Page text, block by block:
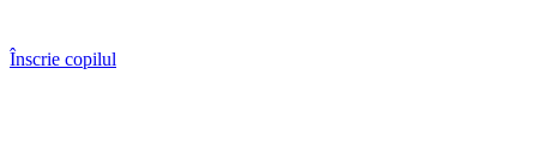
Înscrie copilul